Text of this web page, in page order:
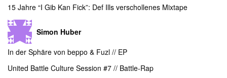
15 Jahre “I Gib Kan Fick”: Def Ills verschollenes Mixtape
Simon Huber
In der Sphäre von beppo & Fuzl // EP
United Battle Culture Session #7 // Battle-Rap